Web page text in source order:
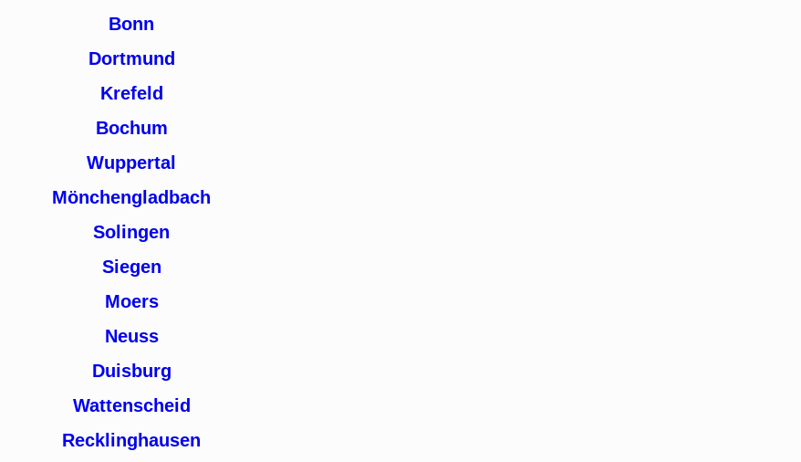
Bonn
Dortmund
Krefeld
Bochum
Wuppertal
Mönchengladbach
Solingen
Siegen
Moers
Neuss
Duisburg
Wattenscheid
Recklinghausen